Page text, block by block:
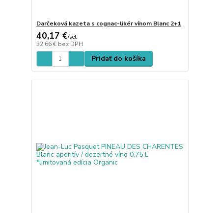
Darčeková kazeta s cognac-likér vínom Blanc 2+1
40,17 €/set
32,66 € bez DPH
Pridať do košíka